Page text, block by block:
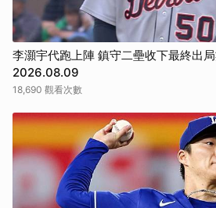
李灝宇代跑上陣 鎮守二壘收下最終出局
2026.08.09
18,690 觀看次數